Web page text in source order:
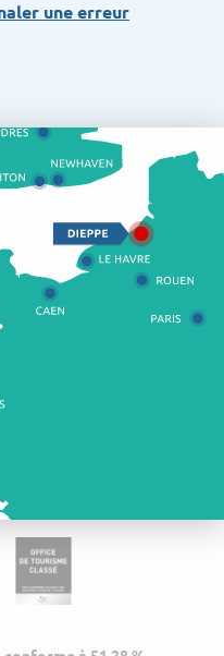
une erreur